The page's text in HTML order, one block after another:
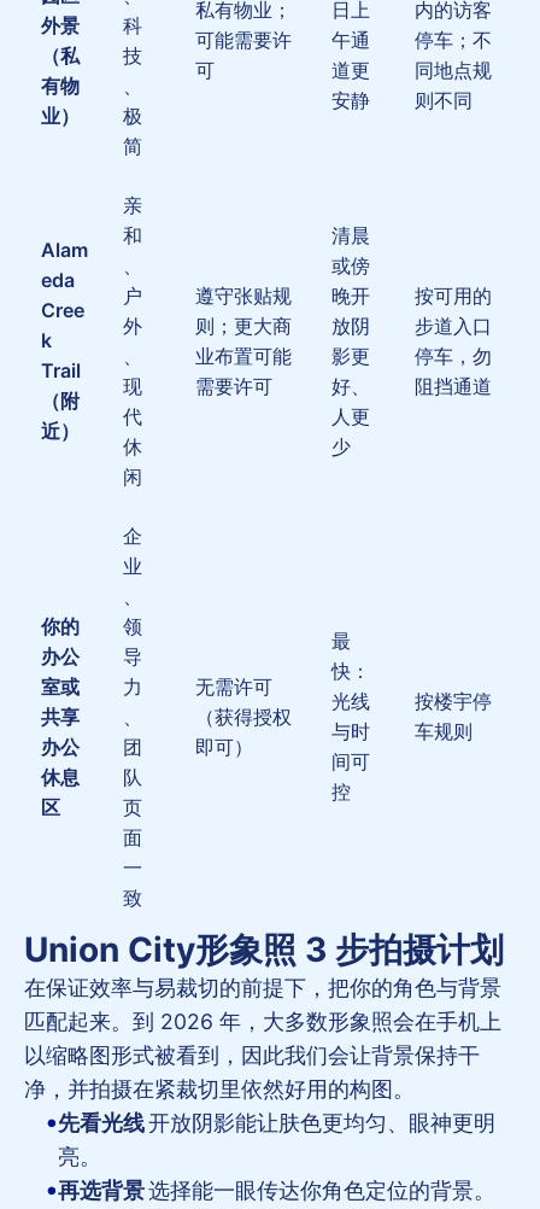
外景
（私
有物
业）
科
技
、
极
简
私有物业；
可能需要许
可
日上
午通
道更
安静
内的访客
停车；不
同地点规
则不同
Alam
eda
Cree
k
Trail
（附
近）
亲
和
、
户
外
、
现
代
休
闲
遵守张贴规
则；更大商
业布置可能
需要许可
清晨
或傍
晚开
放阴
影更
好、
人更
少
按可用的
步道入口
停车，勿
阻挡通道
你的
办公
室或
共享
办公
休息
区
企
业
、
领
导
力
、
团
队
页
面
一
致
无需许可
（获得授权
即可）
最
快：
光线
与时
间可
控
按楼宇停
车规则
Union City形象照 3 步拍摄计划
在保证效率与易裁切的前提下，把你的角色与背景
匹配起来。到 2026 年，大多数形象照会在手机上
以缩略图形式被看到，因此我们会让背景保持干
净，并拍摄在紧裁切里依然好用的构图。
先看光线开放阴影能让肤色更均匀、眼神更明
亮。
再选背景选择能一眼传达你角色定位的背景。